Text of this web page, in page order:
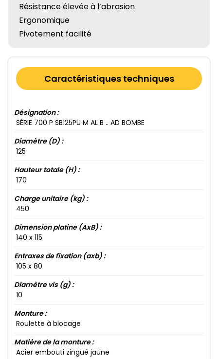
Résistance élevée à l’abrasion
Ergonomique
Pivotement facilité
Caractéristiques techniques
Désignation :
SÉRIE 700​ P SB125​PU M AL B .. AD BOMBE
Diamètre (D) :
125​
Hauteur totale (H) :
170​
Charge unitaire (kg) :
450​
Dimension platine (AxB) :
140​ x 115​
Entraxes de fixation (axb) :
105​ x 80​
Diamètre vis (g) :
10​
Monture :
Roulette à blocage
Matière de la monture :
Acier embouti zingué jaune